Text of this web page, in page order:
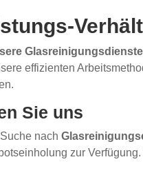
Glasreinigungsdienste
effizienten
Sie uns
nach
zur